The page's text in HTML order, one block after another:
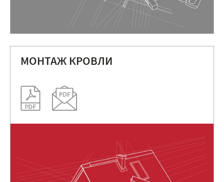
МОНТАЖ КРОВЛИ